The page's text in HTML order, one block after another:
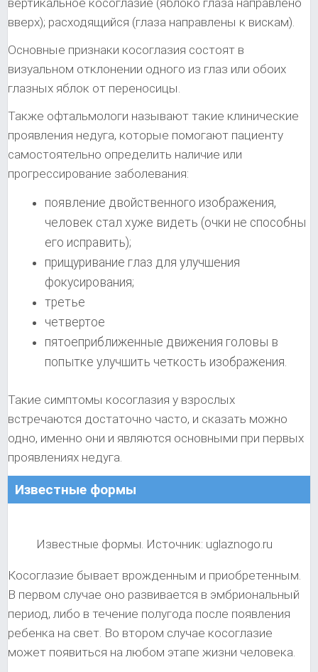
вертикальное косоглазие (яблоко глаза направлено
вверх); расходящийся (глаза направлены к вискам).
Основные признаки косоглазия состоят в
визуальном отклонении одного из глаз или обоих
глазных яблок от переносицы.
Также офтальмологи называют такие клинические
проявления недуга, которые помогают пациенту
самостоятельно определить наличие или
прогрессирование заболевания:
появление двойственного изображения,
человек стал хуже видеть (очки не способны
его исправить);
прищуривание глаз для улучшения
фокусирования;
третье
четвертое
пятоеприближенные движения головы в
попытке улучшить четкость изображения.
Такие симптомы косоглазия у взрослых
встречаются достаточно часто, и сказать можно
одно, именно они и являются основными при первых
проявлениях недуга.
Известные формы
Известные формы. Источник: uglaznogo.ru
Косоглазие бывает врожденным и приобретенным.
В первом случае оно развивается в эмбриональный
период, либо в течение полугода после появления
ребенка на свет. Во втором случае косоглазие
может появиться на любом этапе жизни человека.